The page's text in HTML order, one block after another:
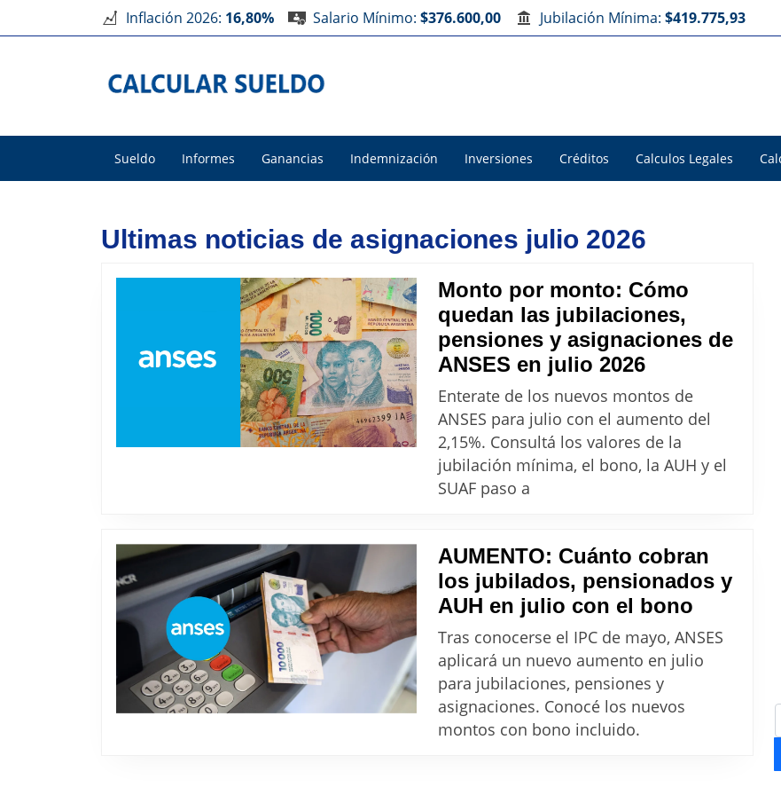
Inflación 2026: 16,80% Salario Mínimo: $376.600,00 Jubilación Mínima: $419.775,93
Sueldo Informes Ganancias Indemnización Inversiones Créditos Calculos Legales
Ultimas noticias de asignaciones julio 2026
Monto por monto: Cómo
quedan las jubilaciones,
pensiones y asignaciones de
ANSES en julio 2026Monto
por
monto:
Cómo
quedan
y
asignaciones
de
ANSES
en
julio
2026
Enterate de los nuevos montos de
ANSES para julio con el aumento del
2,15%. Consultá los valores de la
jubilación mínima, el bono, la AUH y el
SUAF paso a
AUMENTO: Cuánto cobran
los jubilados, pensionados y
AUH en julio con el bono
Cuánto
cobran
Tras conocerse el IPC de mayo, ANSES
aplicará un nuevo aumento en julio
para jubilaciones, pensiones y
asignaciones. Conocé los nuevos
montos con bono incluido.